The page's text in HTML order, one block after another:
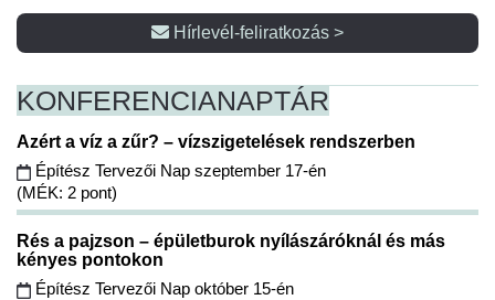
Hírlevél-feliratkozás >
KONFERENCIANAPTÁR
Azért a víz a zűr? – vízszigetelések rendszerben
Építész Tervezői Nap szeptember 17-én
(MÉK: 2 pont)
Rés a pajzson – épületburok nyílászáróknál és más
kényes pontokon
Építész Tervezői Nap október 15-én